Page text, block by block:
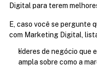
Digital para terem
E, caso você se pergunte
com Marketing Digital,
líderes de negócio que
ampla sobre como a